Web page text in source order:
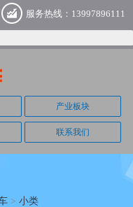
服务热线：13997896111
产业板块
联系我们
> 小类